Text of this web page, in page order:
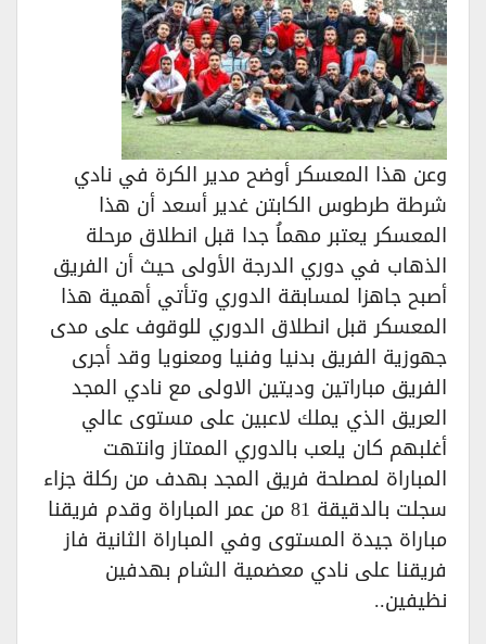
وعن هذا المعسكر أوضح مدير الكرة في نادي
شرطة طرطوس الكابتن غدير أسعد أن هذا
المعسكر يعتبر مهماُ جدا قبل انطلاق مرحلة
الذهاب في دوري الدرجة الأولى حيث أن الفريق
أصبح جاهزا لمسابقة الدوري وتأتي أهمية هذا
المعسكر قبل انطلاق الدوري للوقوف على مدى
جهوزية الفريق بدنيا وفنيا ومعنويا وقد أجرى
الفريق مباراتين وديتين الاولى مع نادي المجد
العريق الذي يملك لاعبين على مستوى عالي
أغلبهم كان يلعب بالدوري الممتاز وانتهت
المباراة لمصلحة فريق المجد بهدف من ركلة جزاء
سجلت بالدقيقة 81 من عمر المباراة وقدم فريقنا
مباراة جيدة المستوى وفي المباراة الثانية فاز
فريقنا على نادي معضمية الشام بهدفين
نظيفين..